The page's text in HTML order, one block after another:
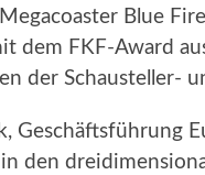
Blue
dem FKF-Award
der Schausteller-
Geschäftsführung
in den